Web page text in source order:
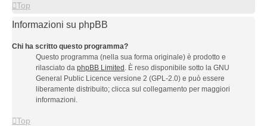
Top
Informazioni su phpBB
Chi ha scritto questo programma?
Questo programma (nella sua forma originale) è prodotto e
rilasciato da phpBB Limited . È reso disponibile sotto la GNU
General Public Licence versione 2 (GPL-2.0) e può essere
liberamente distribuito; clicca sul collegamento per maggiori
informazioni.
Top